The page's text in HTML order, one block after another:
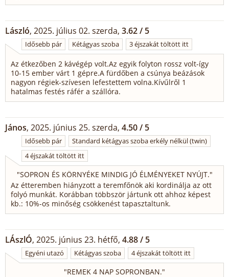
László, 2025. július 02. szerda, 3.62 / 5
Idősebb pár Kétágyas szoba 3 éjszakát töltött itt
Az étkezőben 2 kávégép volt.Az egyik folyton rossz volt-így
10-15 ember várt 1 gépre.A fürdőben a csúnya beázások
nagyon régiek-szívesen lefestettem volna.Kívűlről 1
hatalmas festés ráfér a szállóra.
János, 2025. június 25. szerda, 4.50 / 5
Idősebb pár
Standard kétágyas szoba erkély nélkül (twin)
4 éjszakát töltött itt
"SOPRON ÉS KÖRNYÉKE MINDIG JÓ ÉLMÉNYEKET NYÚJT."
Az étteremben hiányzott a teremfőnök aki kordinálja az ott
folyó munkát. Korábban többször jártunk ott ahhoz képest
kb.: 10%-os minőség csökkenést tapasztaltunk.
LÁszlÓ, 2025. június 23. hétfő, 4.88 / 5
Egyéni utazó Kétágyas szoba 4 éjszakát töltött itt
"REMEK 4 NAP SOPRONBAN."